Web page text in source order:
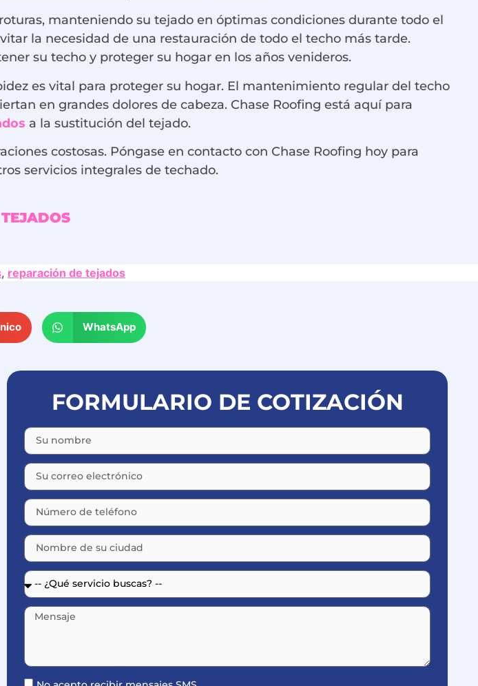
manteniendo su tejado en óptimas condiciones durante todo el
la necesidad de una restauración de todo el techo más tarde.
su techo y proteger su hogar en los años venideros.
es vital para proteger su hogar. El mantenimiento regular del techo
en grandes dolores de cabeza. Chase Roofing está aquí para
a la sustitución del tejado.
costosas. Póngase en contacto con Chase Roofing hoy para
servicios integrales de techado.
, reparación de tejados
WhatsApp
FORMULARIO DE COTIZACIÓN